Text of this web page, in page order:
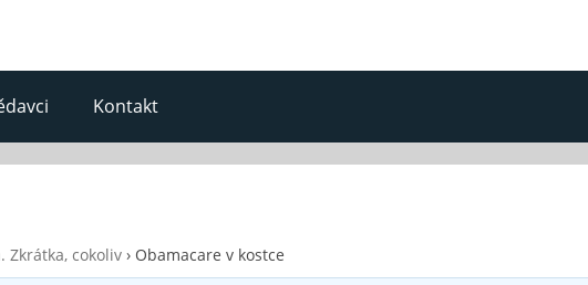
Kontakt
Zkrátka, cokoliv › Obamacare v kostce